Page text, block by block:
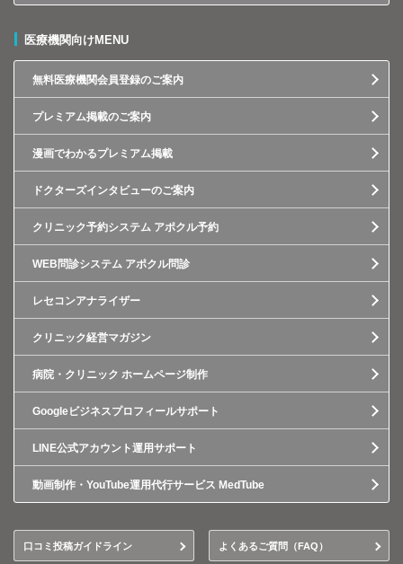
医療機関向けMENU
無料医療機関会員登録のご案内
プレミアム掲載のご案内
漫画でわかるプレミアム掲載
ドクターズインタビューのご案内
クリニック予約システム アポクル予約
WEB問診システム アポクル問診
レセコンアナライザー
クリニック経営マガジン
病院・クリニック ホームページ制作
Googleビジネスプロフィールサポート
LINE公式アカウント運用サポート
動画制作・YouTube運用代行サービス MedTube
口コミ投稿ガイドライン よくあるご質問（FAQ）